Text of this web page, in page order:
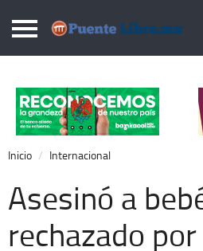
Puentelibre.mx
Local
Nacional
Opinión
Cronos
Economía
Inicio Internacional
Asesinó a
rechazado